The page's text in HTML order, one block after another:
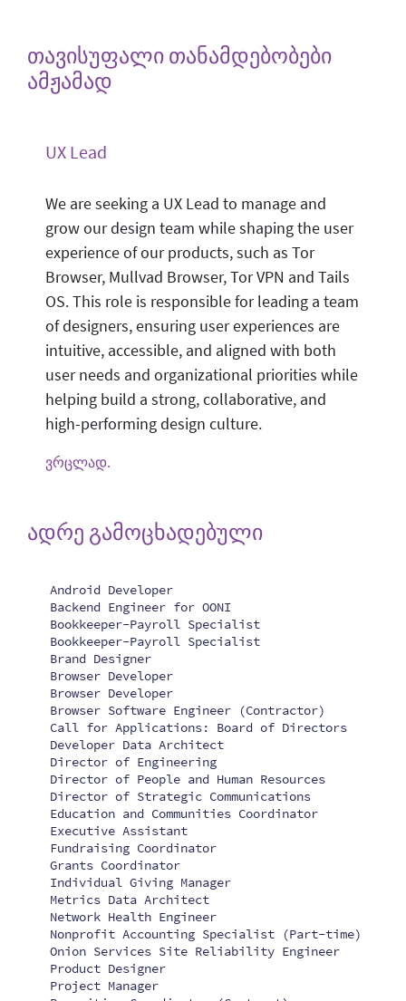
თავისუფალი თანამდებობები
ამჟამად
UX Lead
We are seeking a UX Lead to manage and
grow our design team while shaping the user
experience of our products, such as Tor
Browser, Mullvad Browser, Tor VPN and Tails
OS. This role is responsible for leading a team
of designers, ensuring user experiences are
intuitive, accessible, and aligned with both
user needs and organizational priorities while
helping build a strong, collaborative, and
high-performing design culture.
ვრცლად.
ადრე გამოცხადებული
Android Developer
Backend Engineer for OONI
Bookkeeper-Payroll Specialist
Bookkeeper-Payroll Specialist
Brand Designer
Browser Developer
Browser Developer
Browser Software Engineer (Contractor)
Call for Applications: Board of Directors
Developer Data Architect
Director of Engineering
Director of People and Human Resources
Director of Strategic Communications
Education and Communities Coordinator
Executive Assistant
Fundraising Coordinator
Grants Coordinator
Individual Giving Manager
Metrics Data Architect
Network Health Engineer
Nonprofit Accounting Specialist (Part-time)
Onion Services Site Reliability Engineer
Product Designer
Project Manager